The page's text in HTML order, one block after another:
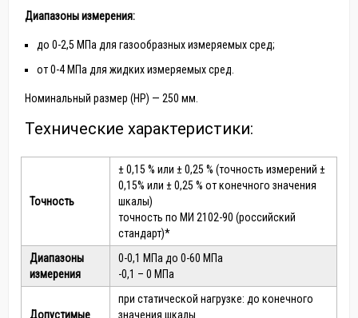
Диапазоны измерения:
до 0-2,5 МПа для газообразных измеряемых сред;
от 0-4 МПа для жидких измеряемых сред.
Номинальный размер (HP) — 250 мм.
Технические характеристики:
Точность
± 0,15 % или ± 0,25 % (точность измерений ±
0,15% или ± 0,25 % от конечного значения
шкалы)
точность по МИ 2102-90 (российский
стандарт)*
Диапазоны
измерения
0-0,1 МПа до 0-60 МПа
-0,1 – 0 МПа
Допустимые
при статической нагрузке: до конечного
значения шкалы